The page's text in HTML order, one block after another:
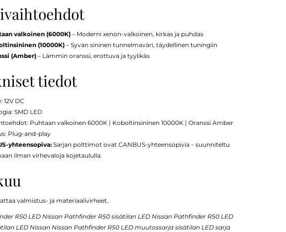
valkoinen (6000K) – Moderni xenon-valkoinen, kirkas ja puhdas
(10000K)– Syvän sininen tunnelmaväri, täydellinen tuningiin
(Amber)– Lämmin oranssi, erottuva ja tyylikäs
tiedot
12V DC
SMD LED
Puhtaan valkoinen 6000K | Koboltinsininen 10000K | Oranssi Amber
Plug-and-play
yhteensopiva: Sarjan polttimot ovat CANBUS-yhteensopivia – suunniteltu
ilman virhevaloja kojetaululla.
valmistus- ja materiaalivirheet.
R50 LED Nissan Pathfinder R50 sisätilan LED Nissan Pathfinder R50 LED
LED Nissan Nissan Pathfinder R50 LED muutossarja sisätilan LED sarja